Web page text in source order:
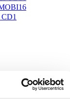
16
CD1